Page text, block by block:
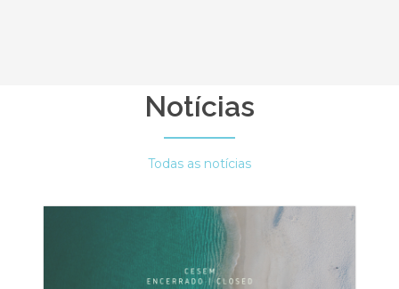
Notícias
Todas as notícias